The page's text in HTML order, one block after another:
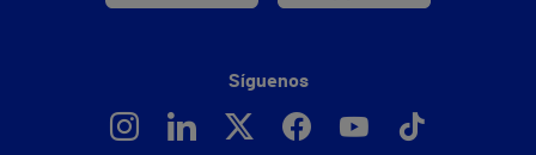
Síguenos